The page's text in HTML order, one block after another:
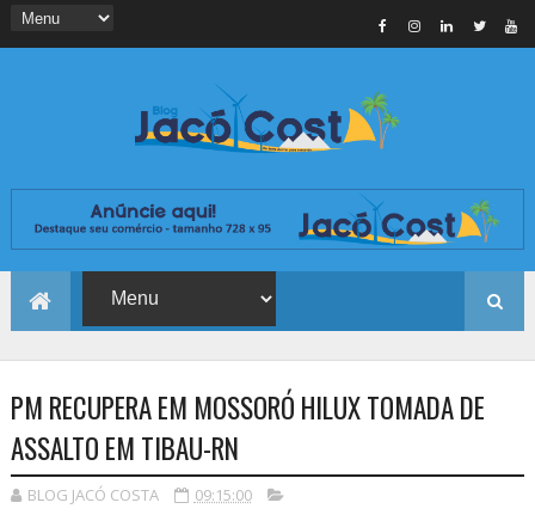
PM RECUPERA EM MOSSORÓ HILUX TOMADA DE
ASSALTO EM TIBAU-RN
BLOG JACÓ COSTA 09:15:00